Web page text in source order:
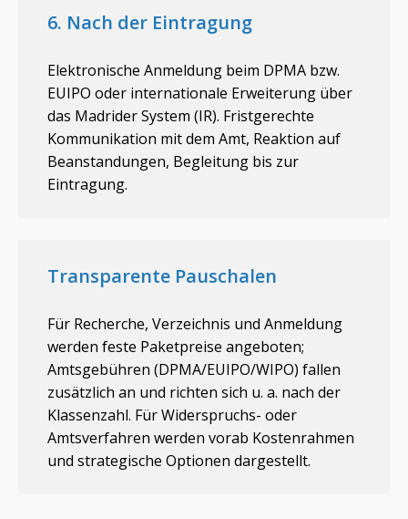
6. Nach der Eintragung
Elektronische Anmeldung beim DPMA bzw.
EUIPO oder internationale Erweiterung über
das Madrider System (IR). Fristgerechte
Kommunikation mit dem Amt, Reaktion auf
Beanstandungen, Begleitung bis zur
Eintragung.
Transparente Pauschalen
Für Recherche, Verzeichnis und Anmeldung
werden feste Paketpreise angeboten;
Amtsgebühren (DPMA/EUIPO/WIPO) fallen
zusätzlich an und richten sich u. a. nach der
Klassenzahl. Für Widerspruchs- oder
Amtsverfahren werden vorab Kostenrahmen
und strategische Optionen dargestellt.